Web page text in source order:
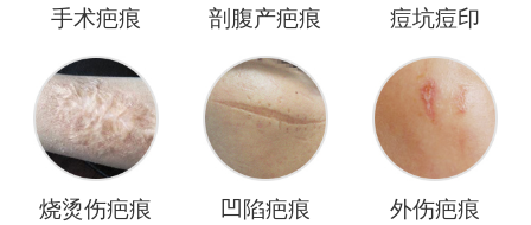
手术疤痕 剖腹产疤痕 痘坑痘印
烧烫伤疤痕 凹陷疤痕 外伤疤痕